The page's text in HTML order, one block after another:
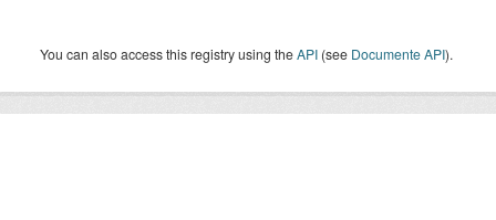
You can also access this registry using theAPI (see Documente API).